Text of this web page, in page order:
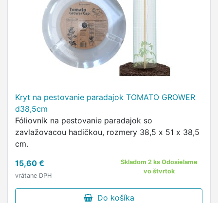
Kryt na pestovanie paradajok TOMATO GROWER
d38,5cm
Fóliovník na pestovanie paradajok so
zavlažovacou hadičkou, rozmery 38,5 x 51 x 38,5
cm.
15,60 €
vrátane DPH
Skladom 2 ks Odosielame
vo štvrtok
Do košíka